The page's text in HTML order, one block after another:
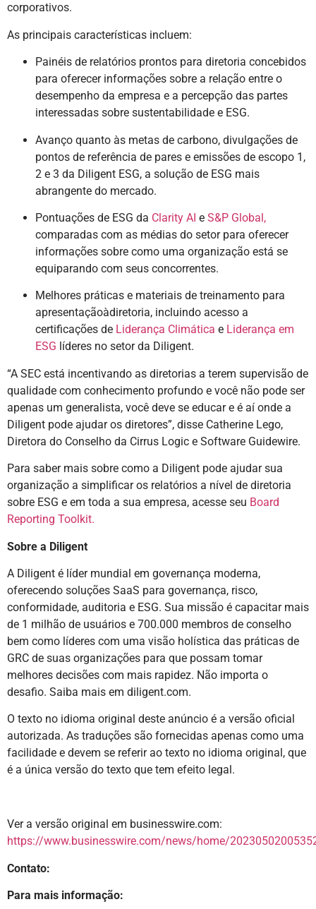
corporativos.
As principais características incluem:
Painéis de relatórios prontos para diretoria concebidos
para oferecer informações sobre a relação entre o
desempenho da empresa e a percepção das partes
interessadas sobre sustentabilidade e ESG.
Avanço quanto às metas de carbono, divulgações de
pontos de referência de pares e emissões de escopo 1,
2 e 3 da Diligent ESG, a solução de ESG mais
abrangente do mercado.
Pontuações de ESG da Clarity AI e S&P Global,
comparadas com as médias do setor para oferecer
informações sobre como uma organização está se
equiparando com seus concorrentes.
Melhores práticas e materiais de treinamento para
apresentaçãoàdiretoria, incluindo acesso a
certificações de Liderança Climática e Liderança em
ESG líderes no setor da Diligent.
“A SEC está incentivando as diretorias a terem supervisão de
qualidade com conhecimento profundo e você não pode ser
apenas um generalista, você deve se educar e é aí onde a
Diligent pode ajudar os diretores”, disse Catherine Lego,
Diretora do Conselho da Cirrus Logic e Software Guidewire.
Para saber mais sobre como a Diligent pode ajudar sua
organização a simplificar os relatórios a nível de diretoria
sobre ESG e em toda a sua empresa, acesse seu Board
Reporting Toolkit.
Sobre a Diligent
A Diligent é líder mundial em governança moderna,
oferecendo soluções SaaS para governança, risco,
conformidade, auditoria e ESG. Sua missão é capacitar mais
de 1 milhão de usuários e 700.000 membros de conselho
bem como líderes com uma visão holística das práticas de
GRC de suas organizações para que possam tomar
melhores decisões com mais rapidez. Não importa o
desafio. Saiba mais em diligent.com.
O texto no idioma original deste anúncio é a versão oficial
autorizada. As traduções são fornecidas apenas como uma
facilidade e devem se referir ao texto no idioma original, que
é a única versão do texto que tem efeito legal.
Ver a versão original em businesswire.com:
https://www.businesswire.com/news/home/
Contato:
Para mais informação: